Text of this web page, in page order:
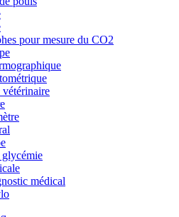
pour mesure du CO2
médical